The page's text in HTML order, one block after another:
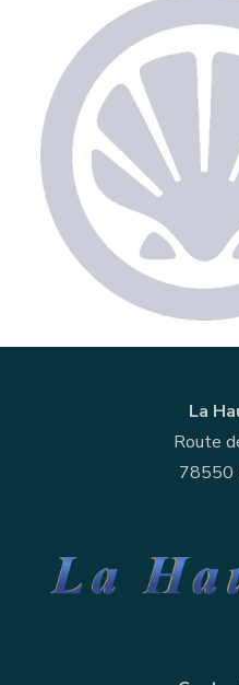
La
Route
78550